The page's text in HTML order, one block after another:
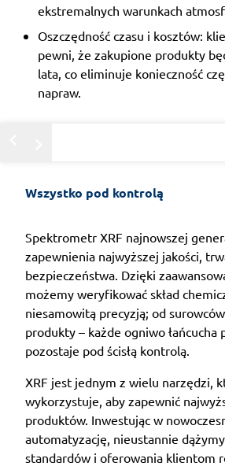
ekstremalnych warunkach
Oszczędność czasu i kosztów:
pewni, że zakupione produkty
lata, co eliminuje konieczność
napraw.
Wszystko pod kontrolą
Spektrometr XRF najnowszej
zapewnienia najwyższej jakości,
bezpieczeństwa. Dzięki
możemy weryfikować skład
niesamowitą precyzją; od
produkty – każde ogniwo łańcucha
pozostaje pod ścisłą kontrolą.
XRF jest jednym z wielu narzędzi,
wykorzystuje, aby zapewnić
produktów. Inwestując w
automatyzację, nieustannie
standardów i oferowania klientom